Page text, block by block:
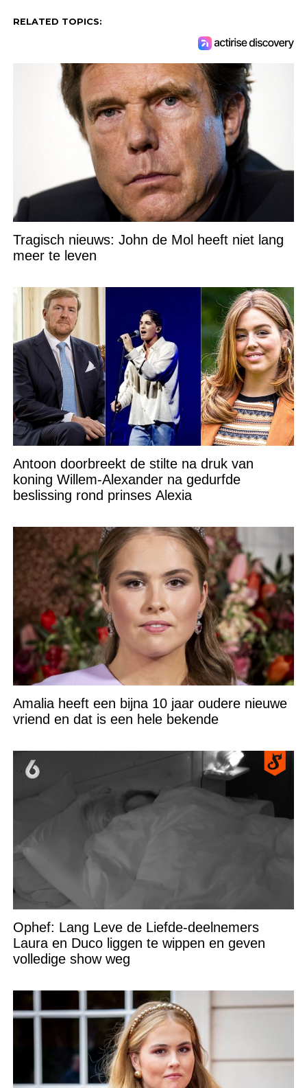
RELATED TOPICS:
Tragisch nieuws: John de Mol heeft niet lang
meer te leven
Antoon doorbreekt de stilte na druk van
koning Willem-Alexander na gedurfde
beslissing rond prinses Alexia
Amalia heeft een bijna 10 jaar oudere nieuwe
vriend en dat is een hele bekende
Ophef: Lang Leve de Liefde-deelnemers
Laura en Duco liggen te wippen en geven
volledige show weg